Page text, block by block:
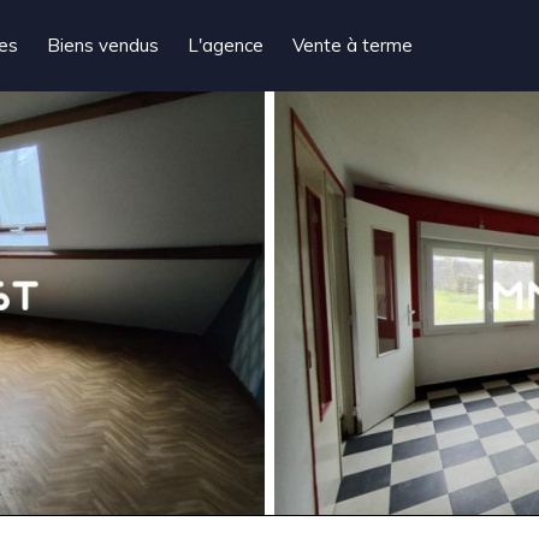
Biens vendus L'agence Vente à terme